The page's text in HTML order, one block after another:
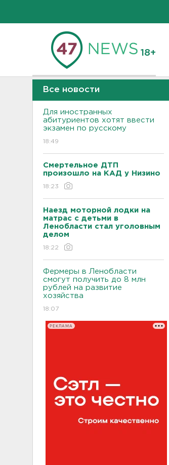
18+
Все новости
Для иностранных
абитуриентов хотят ввести
экзамен по русскому
18:49
Смертельное ДТП
произошло на КАД у Низино
18:23
Наезд моторной лодки на
матрас с детьми в
Ленобласти стал уголовным
делом
18:22
Фермеры в Ленобласти
смогут получить до 8 млн
рублей на развитие
хозяйства
18:07
РЕКЛАМА